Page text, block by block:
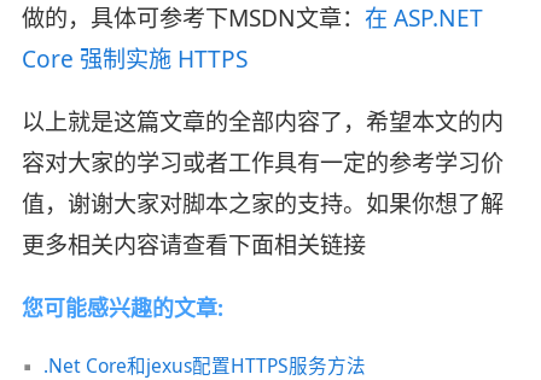
做的，具体可参考下MSDN文章： 在 ASP.NET
Core 强制实施 HTTPS
以上就是这篇文章的全部内容了，希望本文的内
容对大家的学习或者工作具有一定的参考学习价
值，谢谢大家对脚本之家的支持。如果你想了解
更多相关内容请查看下面相关链接
您可能感兴趣的文章:
.Net Core和jexus配置HTTPS服务方法